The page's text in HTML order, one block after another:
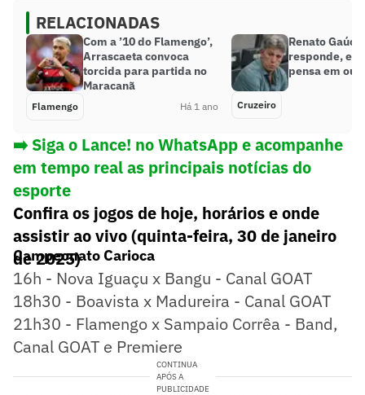
RELACIONADAS
Com a ’10 do Flamengo’,
Arrascaeta convoca
torcida para partida no
Maracanã
Flamengo Há 1 ano
Renato
responde, e
pensa em
Cruzeiro
➡️ Siga o Lance! no WhatsApp e acompanhe
em tempo real as principais notícias do
esporte
Confira os jogos de hoje, horários e onde
assistir ao vivo (quinta-feira, 30 de janeiro
de 2025)
Campeonato Carioca
16h - Nova Iguaçu x Bangu - Canal GOAT
18h30 - Boavista x Madureira - Canal GOAT
21h30 - Flamengo x Sampaio Corrêa - Band,
Canal GOAT e Premiere
CONTINUA
APÓS A
PUBLICIDADE